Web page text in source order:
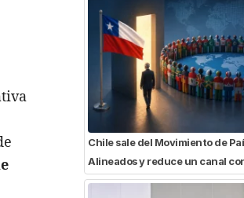
Chile sale del Movimiento de
Alineados y reduce un canal